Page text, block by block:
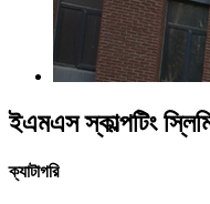
ইএমএস স্কাল্পটিং
ক্যাটাগরি